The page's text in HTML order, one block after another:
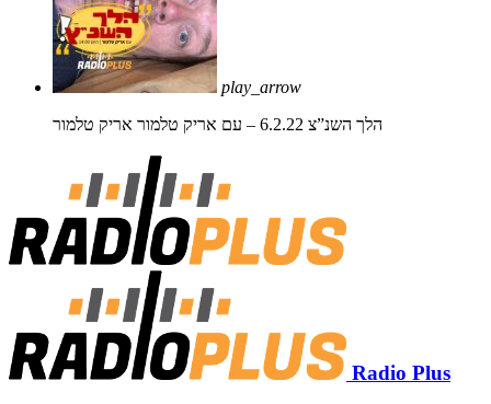
play_arrow
הלך השנ”צ 6.2.22 – עם אריק טלמור
אריק טלמור
Radio Plus